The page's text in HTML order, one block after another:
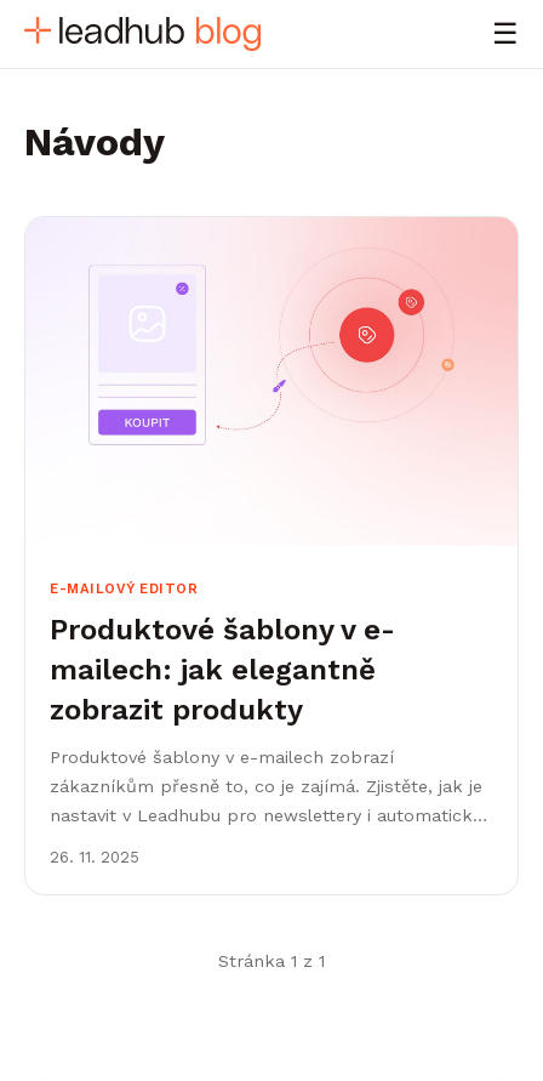
☰
Návody
E-MAILOVÝ EDITOR
Produktové šablony v e-
mailech: jak elegantně
zobrazit produkty
Produktové šablony v e-mailech zobrazí
zákazníkům přesně to, co je zajímá. Zjistěte, jak je
nastavit v Leadhubu pro newslettery i automatické
26. 11. 2025
Stránka 1 z 1